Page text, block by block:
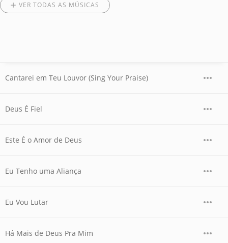
VER TODAS AS MÚSICAS
Cantarei em Teu Louvor (Sing Your Praise)
Deus É Fiel
Este É o Amor de Deus
Eu Tenho uma Aliança
Eu Vou Lutar
Há Mais de Deus Pra Mim